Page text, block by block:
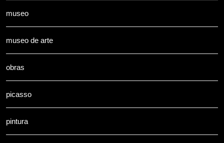
museo
museo de arte
obras
picasso
pintura